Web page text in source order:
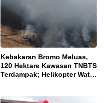
Kebakaran Bromo Meluas,
120 Hektare Kawasan TNBTS
Terdampak; Helikopter Water